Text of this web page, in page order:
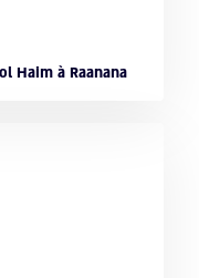
Haim à Raanana